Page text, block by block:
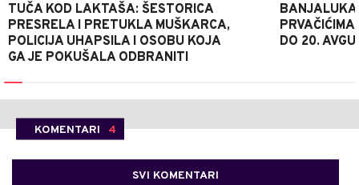
TUČA KOD LAKTAŠA: ŠESTORICA
PRESRELA I PRETUKLA MUŠKARCA,
POLICIJA UHAPSILA I OSOBU KOJA
GA JE POKUŠALA ODBRANITI
BANJALUKA
DO 20.
KOMENTARI 4
SVI KOMENTARI